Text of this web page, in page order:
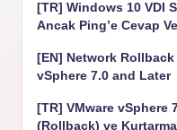
[TR] Windows 10 VDI
Ancak Ping’e Cevap
[EN] Network
vSphere 7.0 and Later
[TR] VMware vSphere
(Rollback) ve